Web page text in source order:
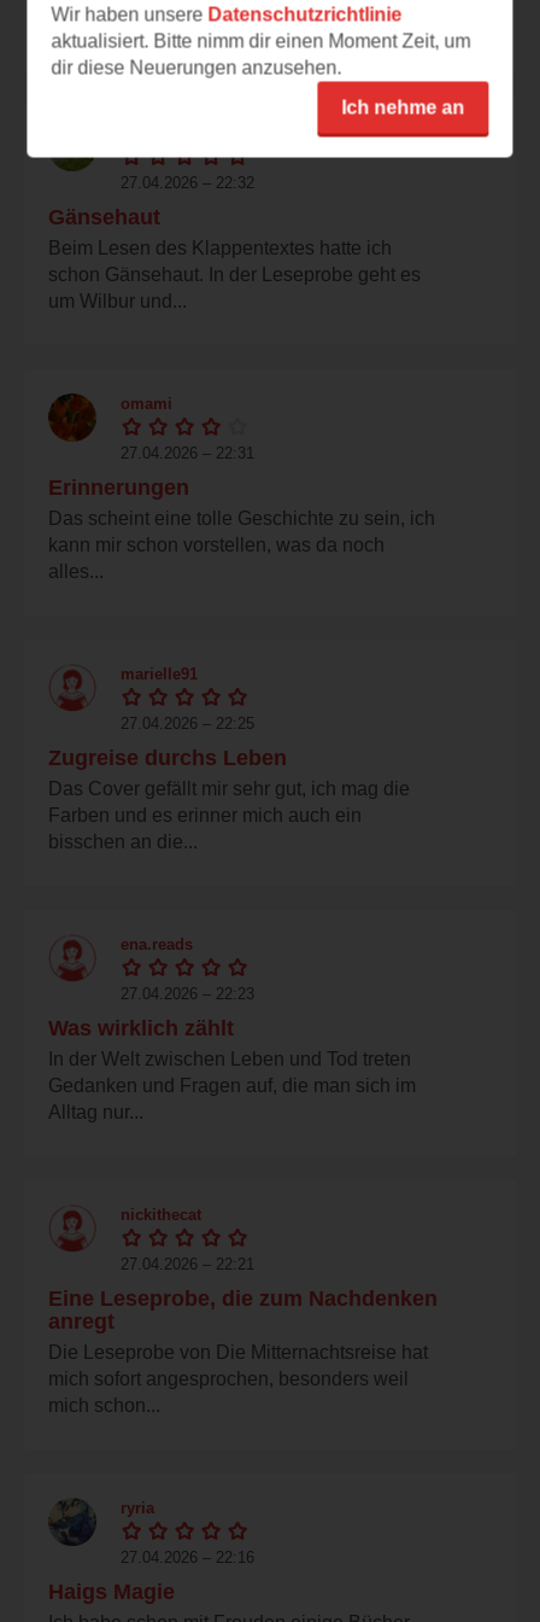
jungen Mann...
27.04.2026 – 22:32
Gänsehaut
Beim Lesen des Klappentextes hatte ich
schon Gänsehaut. In der Leseprobe geht es
um Wilbur und...
omami
27.04.2026 – 22:31
Erinnerungen
Das scheint eine tolle Geschichte zu sein, ich
kann mir schon vorstellen, was da noch
alles...
marielle91
27.04.2026 – 22:25
Zugreise durchs Leben
Das Cover gefällt mir sehr gut, ich mag die
Farben und es erinner mich auch ein
bisschen an die...
ena.reads
27.04.2026 – 22:23
Was wirklich zählt
In der Welt zwischen Leben und Tod treten
Gedanken und Fragen auf, die man sich im
Alltag nur...
nickithecat
27.04.2026 – 22:21
Eine Leseprobe, die zum Nachdenken
anregt
Die Leseprobe von Die Mitternachtsreise hat
mich sofort angesprochen, besonders weil
mich schon...
ryria
27.04.2026 – 22:16
Haigs Magie
Wir haben unsere Datenschutzrichtlinie
aktualisiert. Bitte nimm dir einen Moment Zeit, um
dir diese Neuerungen anzusehen.
Ich nehme an